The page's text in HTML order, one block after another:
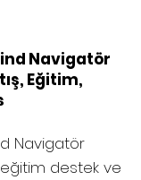
Navigatör
Eğitim,
Navigatör
eğitim destek ve